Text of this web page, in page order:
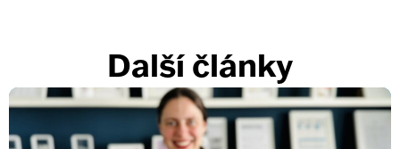
Další články